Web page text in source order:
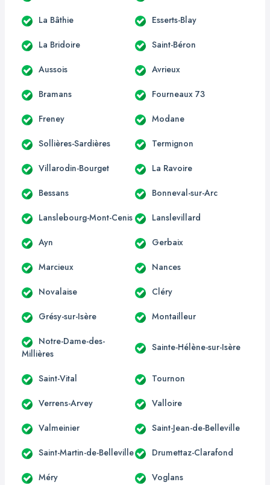
La Bâthie Esserts-Blay
La Bridoire Saint-Béron
Aussois Avrieux
Bramans Fourneaux 73
Freney Modane
Sollières-Sardières Termignon
Villarodin-Bourget La Ravoire
Bessans Bonneval-sur-Arc
Lanslebourg-Mont-Cenis Lanslevillard
Ayn Gerbaix
Marcieux Nances
Novalaise Cléry
Grésy-sur-Isère Montailleur
Notre-Dame-des-
Millières
Sainte-Hélène-sur-Isère
Saint-Vital Tournon
Verrens-Arvey Valloire
Valmeinier Saint-Jean-de-Belleville
Saint-Martin-de-Belleville Drumettaz-Clarafond
Méry Voglans